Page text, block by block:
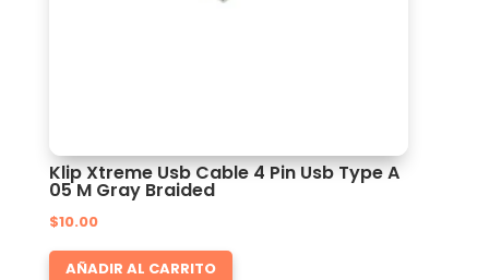
Klip Xtreme Usb Cable 4 Pin Usb Type A
05 M Gray Braided
$10.00
AÑADIR AL CARRITO